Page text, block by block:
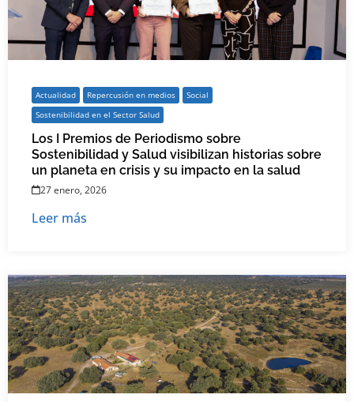
Actualidad Repercusión en medios
Social
Sostenibilidad en el Sector Salud
Los I Premios de Periodismo sobre
Sostenibilidad y Salud visibilizan historias sobre
un planeta en crisis y su impacto en la salud
27 enero, 2026
Leer más